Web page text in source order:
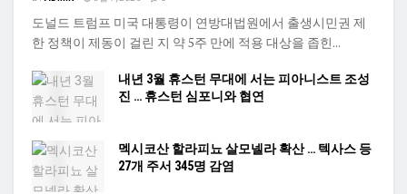
도널드 트럼프 미국 대통령이 연방대법원에서 출생시민권 제
한 정책이 제동이 걸린 지 약 5주 만에 적용 대상을 좁힌...
내년 3월 휴스턴 무대에 서는 피아니스트 조성
진 … 휴스턴 심포니와 협연
멕시코산 할라피뇨 살모넬라 확산 … 텍사스 등
27개 주서 345명 감염